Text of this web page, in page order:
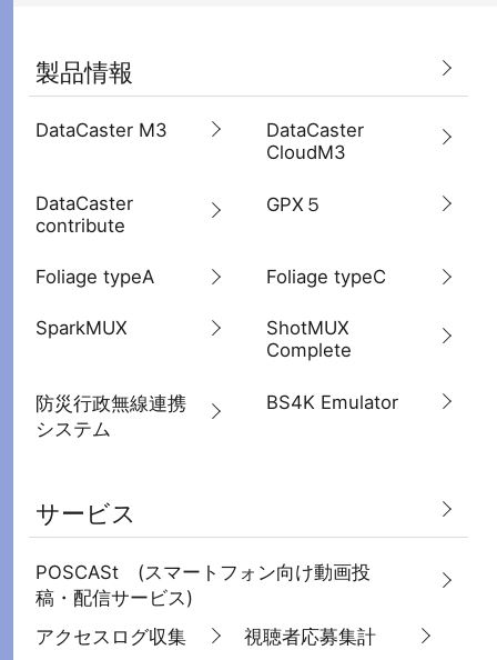
製品情報
DataCaster M3
DataCaster
CloudM3
DataCaster
contribute
GPX５
Foliage typeA Foliage typeC
SparkMUX
ShotMUX
Complete
防災行政無線連携
システム
BS4K Emulator
サービス
POSCASt (スマートフォン向け動画投
稿・配信サービス)
アクセスログ収集
視聴者応募集計